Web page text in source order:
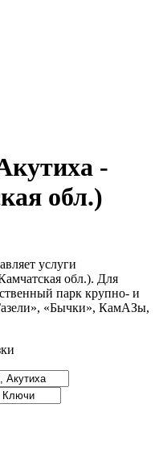
-
обл.)
услуги
обл.). Для
парк крупно- и
«Бычки», КамАЗы,